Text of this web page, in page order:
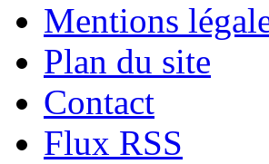
Mentions
Plan du site
Contact
Flux RSS